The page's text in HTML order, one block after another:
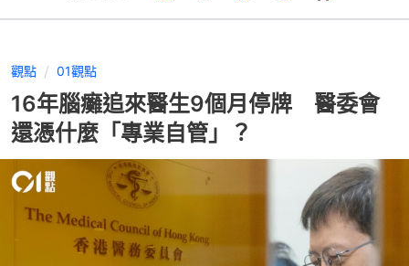
觀點 01觀點
16年腦癱追來醫生9個月停牌 醫委會
還憑什麼「專業自管」？